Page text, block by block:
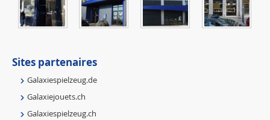
Sites partenaires
Galaxiespielzeug.de
Galaxiejouets.ch
Galaxiespielzeug.ch